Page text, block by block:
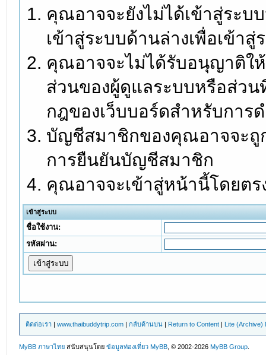
คุณอาจจะยังไม่ได้เข้าสู่ระบ
เข้าสู่ระบบด้านล่างเพื่อเข้า
คุณอาจจะไม่ได้รับอนุญาติใ
ส่วนของผู้ดูแลระบบหรือส่ว
กฎของเว็บบอร์ดสำหรับการ
บัญชีสมาชิกของคุณอาจจะถู
การยืนยันบัญชีสมาชิก
คุณอาจจะเข้าสู่หน้านี้โดยต
เข้าสู่ระบบ
ชื่อใช้งาน:
รหัสผ่าน:
ติดต่อเรา |www.thaibuddytrip.com |กลับด้านบน | Return to Content | Lite (Archive)
MyBB ภาษาไทย สนับสนุนโดยข้อมูลท่องเที่ยว MyBB , © 2002-2026MyBB Group